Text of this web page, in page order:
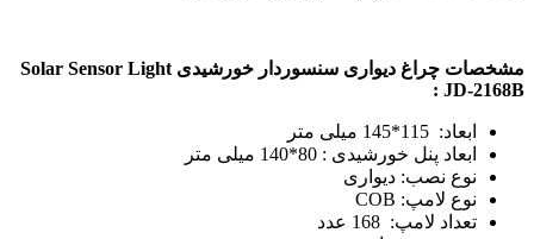
مشخصات چراغ دیواری سنسوردار خورشیدی Solar Sensor Light
JD-2168B :
ابعاد: 115*145 میلی متر
ابعاد پنل خورشیدی : 80*140 میلی متر
نوع نصب: دیواری
نوع لامپ: COB
تعداد لامپ: 168 عدد